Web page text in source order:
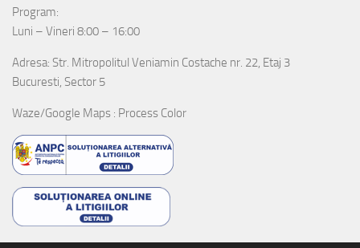
Program:
Luni – Vineri 8:00 – 16:00
Adresa: Str. Mitropolitul Veniamin Costache nr. 22, Etaj 3
Bucuresti, Sector 5
Waze/Google Maps : Process Color